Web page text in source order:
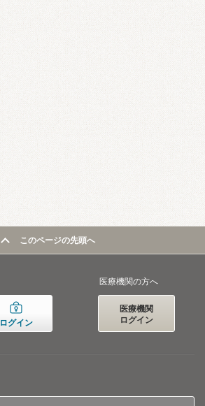
このページの先頭へ
ログイン
医療機関の方へ
医療機関
ログイン